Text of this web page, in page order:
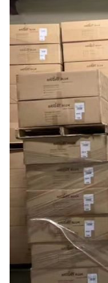
DHL国际快递
新能源电池出